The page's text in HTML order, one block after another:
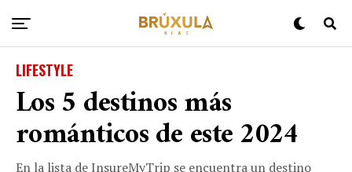
LIFESTYLE
Los 5 destinos más
románticos de este 2024
En la lista de InsureMyTrip se encuentra un destino